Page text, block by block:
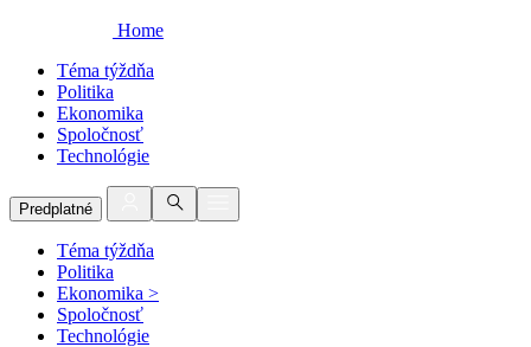
Home
Téma týždňa
Politika
Ekonomika
Spoločnosť
Technológie
Predplatné
Téma týždňa
Politika
Ekonomika >
Spoločnosť
Technológie